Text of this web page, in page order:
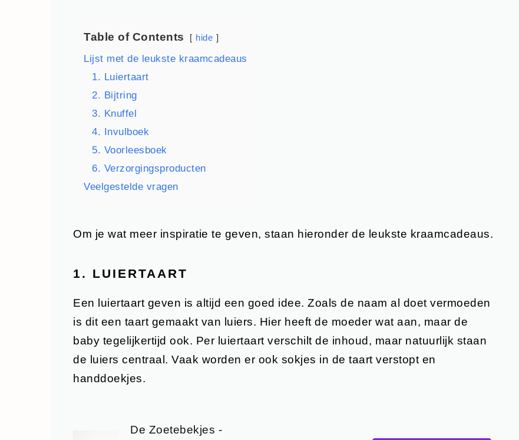
Table of Contents hide
Lijst met de leukste kraamcadeaus
1. Luiertaart
2. Bijtring
3. Knuffel
4. Invulboek
5. Voorleesboek
6. Verzorgingsproducten
Veelgestelde vragen
Om je wat meer inspiratie te geven, staan hieronder de leukste kraamcadeaus.
1. LUIERTAART
Een luiertaart geven is altijd een goed idee. Zoals de naam al doet vermoeden
is dit een taart gemaakt van luiers. Hier heeft de moeder wat aan, maar de
baby tegelijkertijd ook. Per luiertaart verschilt de inhoud, maar natuurlijk staan
de luiers centraal. Vaak worden er ook sokjes in de taart verstopt en
handdoekjes.
De Zoetebekjes -